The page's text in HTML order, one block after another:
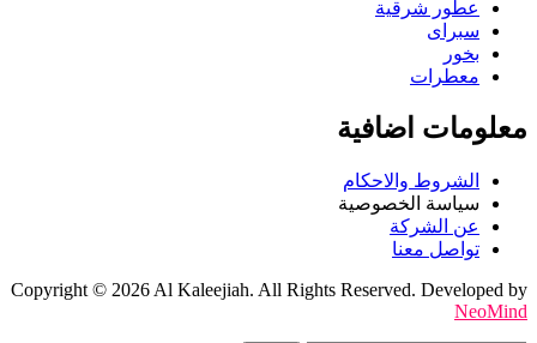
عطور شرقية
سبراى
بخور
معطرات
معلومات اضافية
الشروط والاحكام
سياسة الخصوصية
عن الشركة
تواصل معنا
Copyright © 2026 Al Kaleejiah. All Rights Reserved. Developed by
NeoMind